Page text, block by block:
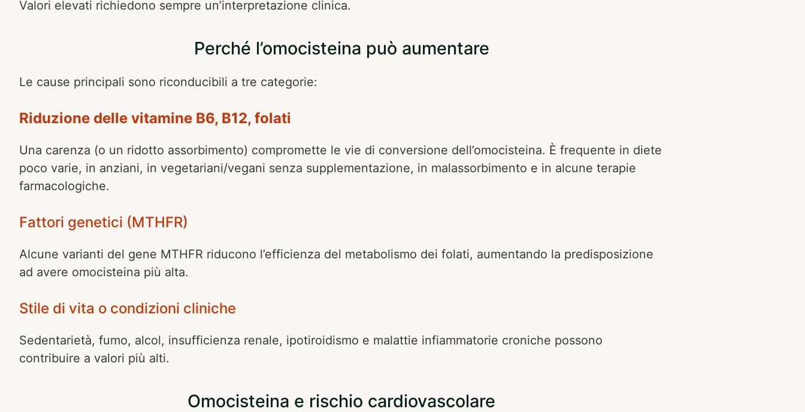
Valori elevati richiedono sempre un’interpretazione clinica.
Perché l’omocisteina può aumentare
Le cause principali sono riconducibili a tre categorie:
Riduzione delle vitamine B6, B12, folati
Una carenza (o un ridotto assorbimento) compromette le vie di conversione dell’omocisteina. È frequente in diete
poco varie, in anziani, in vegetariani/vegani senza supplementazione, in malassorbimento e in alcune terapie
farmacologiche.
Fattori genetici (MTHFR)
Alcune varianti del gene MTHFR riducono l’efficienza del metabolismo dei folati, aumentando la predisposizione
ad avere omocisteina più alta.
Stile di vita o condizioni cliniche
Sedentarietà, fumo, alcol, insufficienza renale, ipotiroidismo e malattie infiammatorie croniche possono
contribuire a valori più alti.
Omocisteina e rischio cardiovascolare